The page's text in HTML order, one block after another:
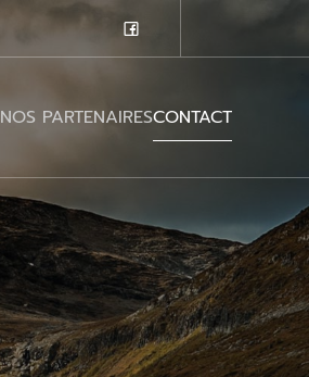
NOS PARTENAIRESCONTACT